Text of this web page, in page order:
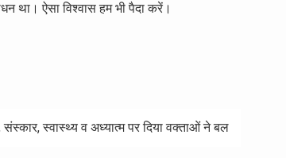
था। ऐसा विश्वास हम भी पैदा करें।
स्वास्थ्य व अध्यात्म पर दिया वक्ताओं ने बल